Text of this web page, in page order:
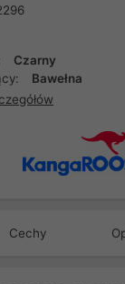
Czarny
Bawełna
Cechy